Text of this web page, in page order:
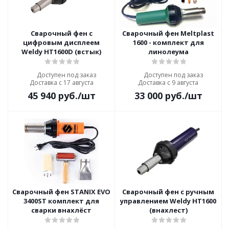
Сварочный фен с
цифровым дисплеем
Weldy HT1600D (встык)
Доступен под заказ
Доставка с 17 августа
45 940руб./шт
Сварочный фен Meltplast
1600 - комплект для
линолеума
Доступен под заказ
Доставка с 9 августа
33 000руб./шт
Сварочный фен STANIX EVO
3400ST комплект для
сварки внахлёст
Сварочный фен с ручным
управлением Weldy HT1600
(внахлест)